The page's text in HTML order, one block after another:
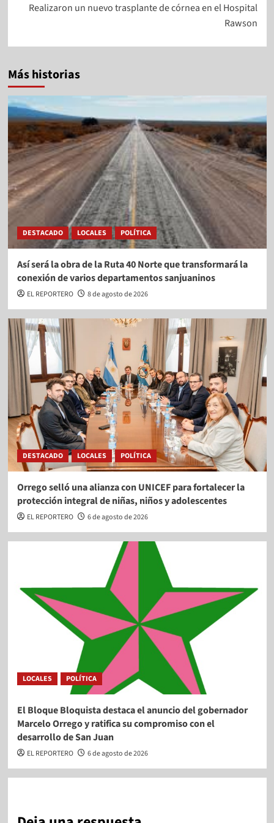
Realizaron un nuevo trasplante de córnea en el Hospital
Rawson
Más historias
DESTACADO LOCALES POLÍTICA
Así será la obra de la Ruta 40 Norte que transformará la
conexión de varios departamentos sanjuaninos
EL REPORTERO 8 de agosto de 2026
DESTACADO LOCALES POLÍTICA
Orrego selló una alianza con UNICEF para fortalecer la
protección integral de niñas, niños y adolescentes
EL REPORTERO 6 de agosto de 2026
LOCALES POLÍTICA
El Bloque Bloquista destaca el anuncio del gobernador
Marcelo Orrego y ratifica su compromiso con el
desarrollo de San Juan
EL REPORTERO 6 de agosto de 2026